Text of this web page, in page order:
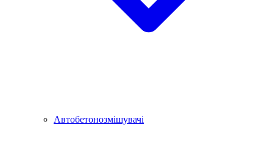
Автобетонозмішувачі